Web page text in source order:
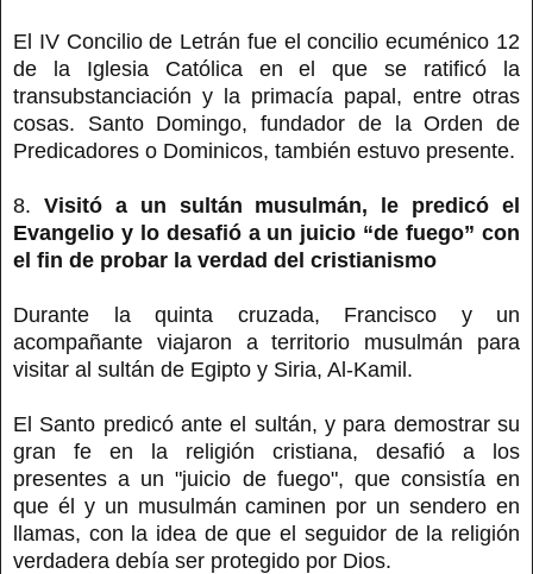
El IV Concilio de Letrán fue el concilio ecuménico 12
de la Iglesia Católica en el que se ratificó la
transubstanciación y la primacía papal, entre otras
cosas. Santo Domingo, fundador de la Orden de
Predicadores o Dominicos, también estuvo presente.
8. Visitó a un sultán musulmán, le predicó el
Evangelio y lo desafió a un juicio “de fuego” con
el fin de probar la verdad del cristianismo
Durante la quinta cruzada, Francisco y un
acompañante viajaron a territorio musulmán para
visitar al sultán de Egipto y Siria, Al-Kamil.
El Santo predicó ante el sultán, y para demostrar su
gran fe en la religión cristiana, desafió a los
presentes a un "juicio de fuego", que consistía en
que él y un musulmán caminen por un sendero en
llamas, con la idea de que el seguidor de la religión
verdadera debía ser protegido por Dios.